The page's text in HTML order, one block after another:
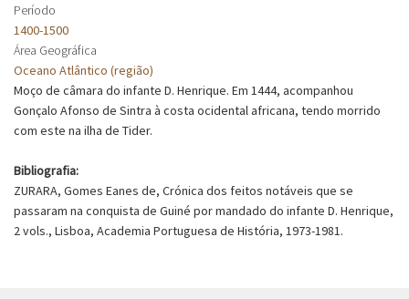
Período
1400-1500
Área Geográfica
Oceano Atlântico (região)
Moço de câmara do infante D. Henrique. Em 1444, acompanhou
Gonçalo Afonso de Sintra à costa ocidental africana, tendo morrido
com este na ilha de Tider.
Bibliografia:
ZURARA, Gomes Eanes de, Crónica dos feitos notáveis que se
passaram na conquista de Guiné por mandado do infante D. Henrique,
2 vols., Lisboa, Academia Portuguesa de História, 1973-1981.